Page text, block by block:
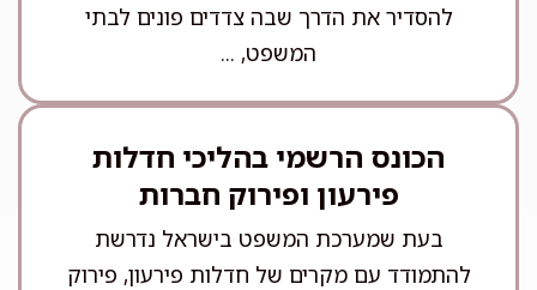
להסדיר את הדרך שבה צדדים פונים לבתי
המשפט, ...
הכונס הרשמי בהליכי חדלות
פירעון ופירוק חברות
בעת שמערכת המשפט בישראל נדרשת
להתמודד עם מקרים של חדלות פירעון, פירוק